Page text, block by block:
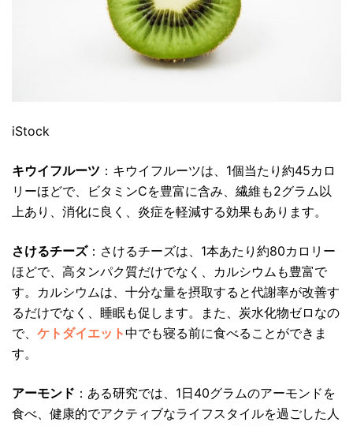
iStock
キウイフルーツ ：キウイフルーツは、1個当たり約45カロ
リーほどで、ビタミンCを豊富に含み、繊維も2グラム以
上あり、消化に良く、炎症を軽減する効果もあります。
さけるチーズ：さけるチーズは、1本あたり約80カロリー
ほどで、高タンパク質だけでなく、カルシウムも豊富で
す。カルシウムは、十分な量を摂取すると代謝率が改善す
るだけでなく、睡眠も促します。また、炭水化物ゼロなの
で、 ケトダイエット中でも寝る前に食べることができま
す。
アーモンド ：ある研究では、1日40グラムのアーモンドを
食べ、健康的でアクティブなライフスタイルを過ごした人